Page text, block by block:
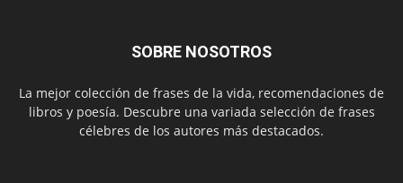
SOBRE NOSOTROS
La mejor colección de frases de la vida, recomendaciones de
libros y poesía. Descubre una variada selección de frases
célebres de los autores más destacados.